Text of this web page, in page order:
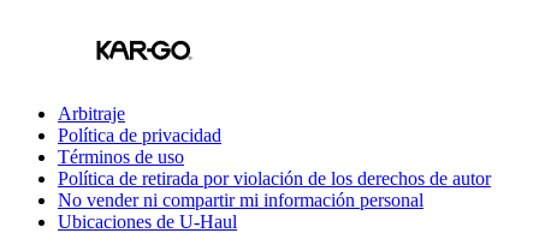
Arbitraje
Política de privacidad
Términos de uso
Política de retirada por violación de los derechos de autor
No vender ni compartir mi información personal
Ubicaciones de U-Haul